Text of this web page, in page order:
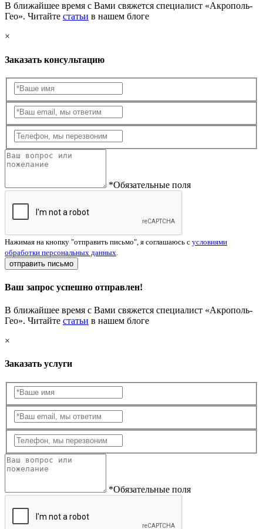
В ближайшее время с Вами свяжется специалист «Акрополь-
Гео». Читайте статьи в нашем блоге
×
Заказать консультацию
*Обязательные поля
Нажимая на кнопку "отправить письмо", я соглашаюсь с условиями
обработки персональных данных
отправить письмо
Ваш запрос успешно отправлен!
В ближайшее время с Вами свяжется специалист «Акрополь-
Гео». Читайте статьи в нашем блоге
×
Заказать услуги
*Обязательные поля